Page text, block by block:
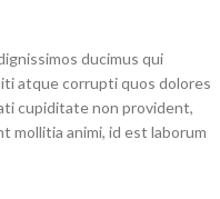
ducimus qui
atque corrupti quos dolores
cupiditate non provident,
mollitia animi, id est laborum